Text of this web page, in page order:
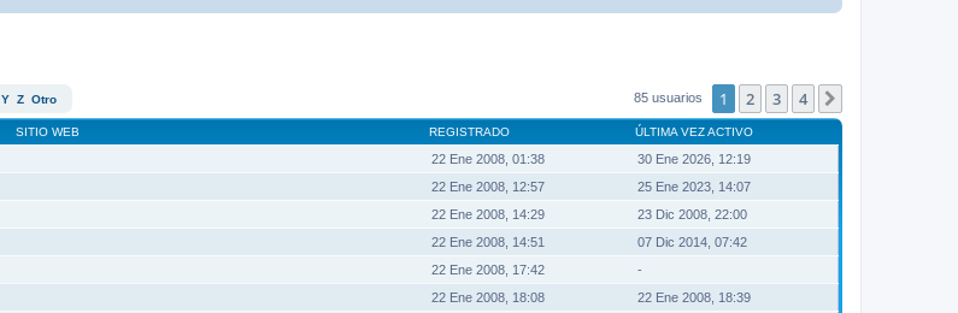
Y Z Otro 85 usuarios 1 2 3 4
SITIO WEB REGISTRADO ÚLTIMA VEZ ACTIVO
22 Ene 2008, 01:38
30 Ene 2026, 12:19
22 Ene 2008, 12:57
25 Ene 2023, 14:07
22 Ene 2008, 14:29
23 Dic 2008, 22:00
22 Ene 2008, 14:51
07 Dic 2014, 07:42
22 Ene 2008, 17:42
-
22 Ene 2008, 18:08
22 Ene 2008, 18:39